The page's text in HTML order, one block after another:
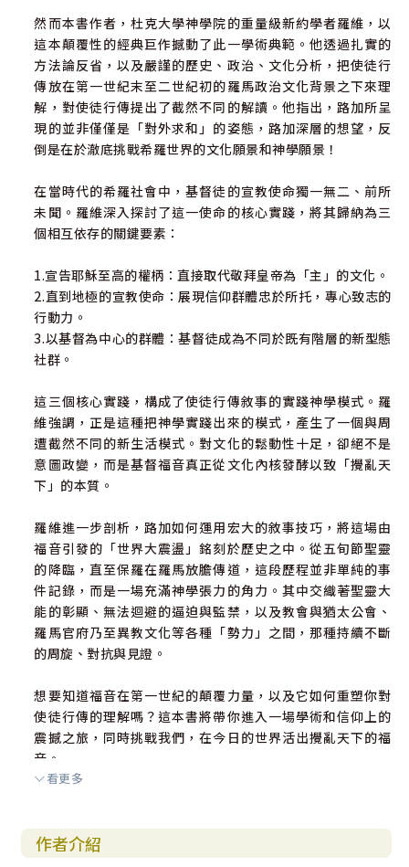
然而本書作者，杜克大學神學院的重量級新約學者羅維，以
這本顛覆性的經典巨作撼動了此一學術典範。他透過扎實的
方法論反省，以及嚴謹的歷史、政治、文化分析，把使徒行
傳放在第一世紀末至二世紀初的羅馬政治文化背景之下來理
解，對使徒行傳提出了截然不同的解讀。他指出，路加所呈
現的並非僅僅是「對外求和」的姿態，路加深層的想望，反
倒是在於澈底挑戰希羅世界的文化願景和神學願景！
在當時代的希羅社會中，基督徒的宣教使命獨一無二、前所
未聞。羅維深入探討了這一使命的核心實踐，將其歸納為三
個相互依存的關鍵要素：
1.宣告耶穌至高的權柄：直接取代敬拜皇帝為「主」的文化。
2.直到地極的宣教使命：展現信仰群體忠於所托，專心致志的
行動力。
3.以基督為中心的群體：基督徒成為不同於既有階層的新型態
社群。
這三個核心實踐，構成了使徒行傳敘事的實踐神學模式。羅
維強調，正是這種把神學實踐出來的模式，產生了一個與周
遭截然不同的新生活模式。對文化的鬆動性十足，卻絕不是
意圖政變，而是基督福音真正從文化內核發酵以致「攪亂天
下」的本質。
羅維進一步剖析，路加如何運用宏大的敘事技巧，將這場由
福音引發的「世界大震盪」銘刻於歷史之中。從五旬節聖靈
的降臨，直至保羅在羅馬放膽傳道，這段歷程並非單純的事
件記錄，而是一場充滿神學張力的角力。其中交織著聖靈大
能的彰顯、無法迴避的逼迫與監禁，以及教會與猶太公會、
羅馬官府乃至異教文化等各種「勢力」之間，那種持續不斷
的周旋、對抗與見證。
想要知道福音在第一世紀的顛覆力量，以及它如何重塑你對
使徒行傳的理解嗎？這本書將帶你進入一場學術和信仰上的
震撼之旅，同時挑戰我們，在今日的世界活出攪亂天下的福
音。
看更多
作者介紹